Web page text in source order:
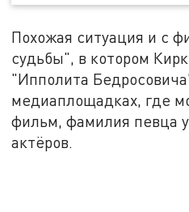
Похожая ситуация и с
судьбы", в котором
"Ипполита
медиаплощадках, где
фильм, фамилия певца
актёров.